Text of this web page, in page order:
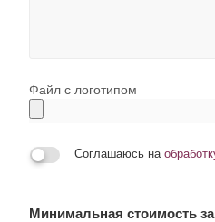
Файл с логотипом
Соглашаюсь на
Минимальная стоимость